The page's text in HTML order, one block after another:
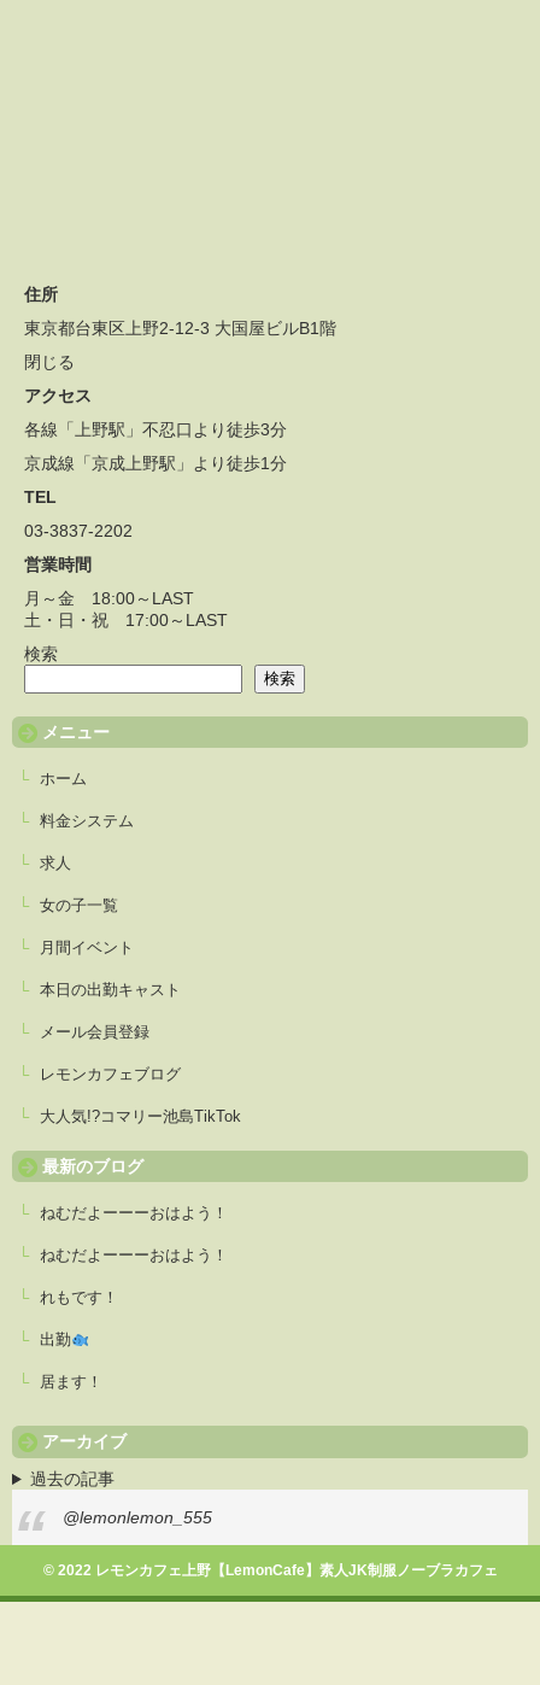
住所
東京都台東区上野2-12-3 大国屋ビルB1階
閉じる
アクセス
各線「上野駅」不忍口より徒歩3分
京成線「京成上野駅」より徒歩1分
TEL
03-3837-2202
営業時間
月～金 18:00～LAST
土・日・祝 17:00～LAST
検索
検索
メニュー
ホーム
料金システム
求人
女の子一覧
月間イベント
本日の出勤キャスト
メール会員登録
レモンカフェブログ
大人気!?コマリー池島TikTok
最新のブログ
ねむだよーーーおはよう！
ねむだよーーーおはよう！
れもです！
出勤
居ます！
アーカイブ
過去の記事
@lemonlemon_555
© 2022 レモンカフェ上野【LemonCafe】素人JK制服ノーブラカフェ